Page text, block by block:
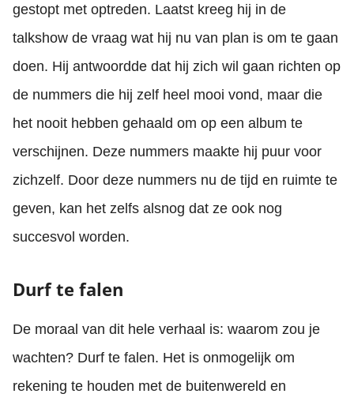
gestopt met optreden. Laatst kreeg hij in de
talkshow de vraag wat hij nu van plan is om te gaan
doen. Hij antwoordde dat hij zich wil gaan richten op
de nummers die hij zelf heel mooi vond, maar die
het nooit hebben gehaald om op een album te
verschijnen. Deze nummers maakte hij puur voor
zichzelf. Door deze nummers nu de tijd en ruimte te
geven, kan het zelfs alsnog dat ze ook nog
succesvol worden.
Durf te falen
De moraal van dit hele verhaal is: waarom zou je
wachten? Durf te falen. Het is onmogelijk om
rekening te houden met de buitenwereld en